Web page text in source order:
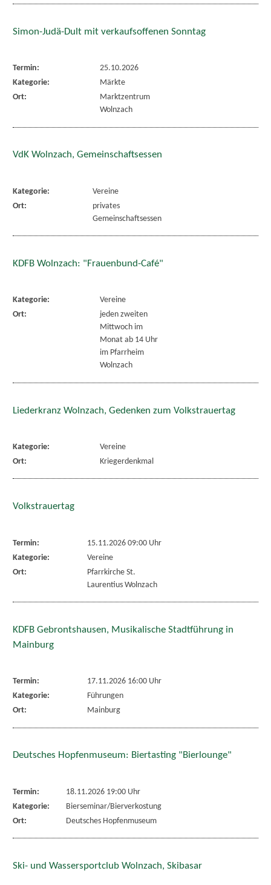
Simon-Judä-Dult mit verkaufsoffenen Sonntag
Termin:
25.10.2026
Kategorie:
Märkte
Ort:
Marktzentrum
Wolnzach
VdK Wolnzach, Gemeinschaftsessen
Kategorie:
Vereine
Ort:
privates
Gemeinschaftsessen
KDFB Wolnzach: "Frauenbund-Café"
Kategorie:
Vereine
Ort:
jeden zweiten
Mittwoch im
Monat ab 14 Uhr
im Pfarrheim
Wolnzach
Liederkranz Wolnzach, Gedenken zum Volkstrauertag
Kategorie:
Vereine
Ort:
Kriegerdenkmal
Volkstrauertag
Termin:
15.11.2026 09:00 Uhr
Kategorie:
Vereine
Ort:
Pfarrkirche St.
Laurentius Wolnzach
KDFB Gebrontshausen, Musikalische Stadtführung in
Mainburg
Termin:
17.11.2026 16:00 Uhr
Kategorie:
Führungen
Ort:
Mainburg
Deutsches Hopfenmuseum: Biertasting "Bierlounge"
Termin:
18.11.2026 19:00 Uhr
Kategorie:
Bierseminar/Bierverkostung
Ort:
Deutsches Hopfenmuseum
Ski- und Wassersportclub Wolnzach, Skibasar